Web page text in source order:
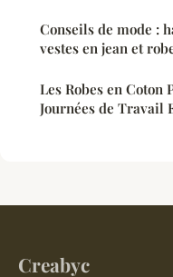
Conseils de mode :
vestes en jean et
Les Robes en
Journées de Travail
Creabyc